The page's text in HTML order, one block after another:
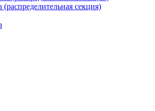
секция)